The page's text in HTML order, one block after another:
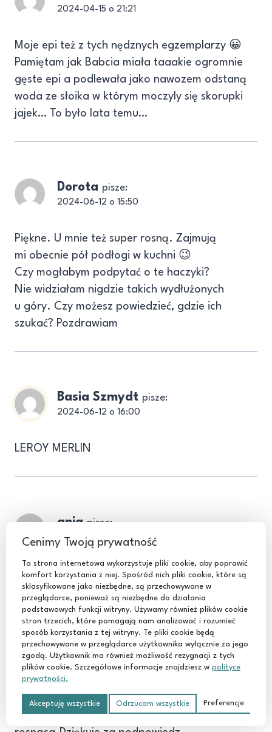
2024-04-15 o 21:21
Moje epi też z tych nędznych egzemplarzy 😀
Pamiętam jak Babcia miała taaakie ogromnie
gęste epi a podlewała jako nawozem odstaną
woda ze słoika w którym moczyly się skorupki
jajek… To było lata temu…
Dorota pisze:
2024-06-12 o 15:50
Piękne. U mnie też super rosną. Zajmują
mi obecnie pół podłogi w kuchni 😉
Czy mogłabym podpytać o te haczyki?
Nie widziałam nigdzie takich wydłużonych
u góry. Czy możesz powiedzieć, gdzie ich
szukać? Pozdrawiam
Basia Szmydt pisze:
2024-06-12 o 16:00
LEROY MERLIN
ania pisze:
2024-07-18 o 11:06
bardzo ładna roślina
Kropka pisze:
2024-09-07 o 13:16
Prawda! To bardzo prosta w uprawie roslina
i ogromnie wdzieczna a przy tym szybko
Cenimy Twoją prywatność
Ta strona internetowa wykorzystuje pliki cookie, aby poprawić
komfort korzystania z niej. Spośród nich pliki cookie, które są
sklasyfikowane jako niezbędne, są przechowywane w
przeglądarce, ponieważ są niezbędne do działania
podstawowych funkcji witryny. Używamy również plików cookie
stron trzecich, które pomagają nam analizować i rozumieć
sposób korzystania z tej witryny. Te pliki cookie będą
przechowywane w przeglądarce użytkownika wyłącznie za jego
zgodą. Użytkownik ma również możliwość rezygnacji z tych
plików cookie. Szczegółowe informacje znajdziesz w polityce
prywatności.
Akceptuję wszystkie Odrzucam wszystkie Preferencje